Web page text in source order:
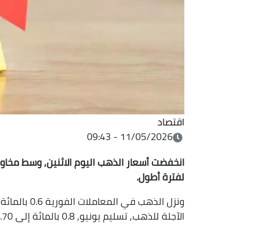
اقتصاد
11/05/2026 - 09:43
انخفضت أسعار الذهب اليوم الاثنين, وسط
لفترة أطول.
الآجلة للذهب, تسليم يونيو, 0.8 بالمائة إلى 4692.70 دولارا.